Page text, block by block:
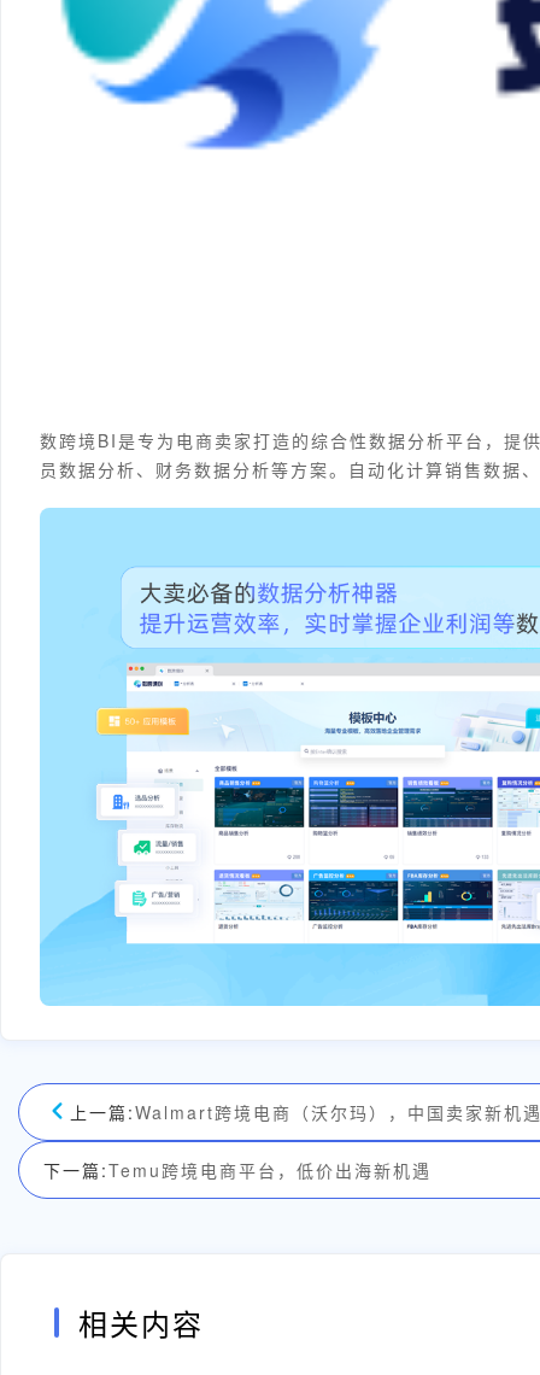
数跨境BI是专为电商卖家打造的综合性数据分析平台，提
员数据分析、财务数据分析等方案。自动化计算销售数据
上一篇:Walmart跨境电商（沃尔玛），中国卖家新机
下一篇:Temu跨境电商平台，低价出海新机遇
相关内容